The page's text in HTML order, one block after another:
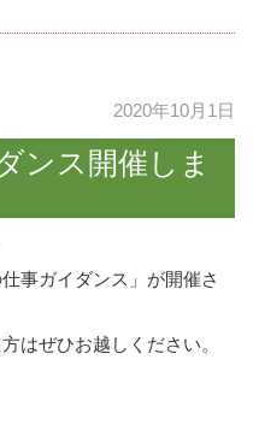
2020年10月1日
ンス開催しま
事ガイダンス」が開催さ
はぜひお越しください。